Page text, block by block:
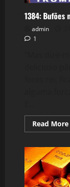
1384: Bufões
admin
1
Read More